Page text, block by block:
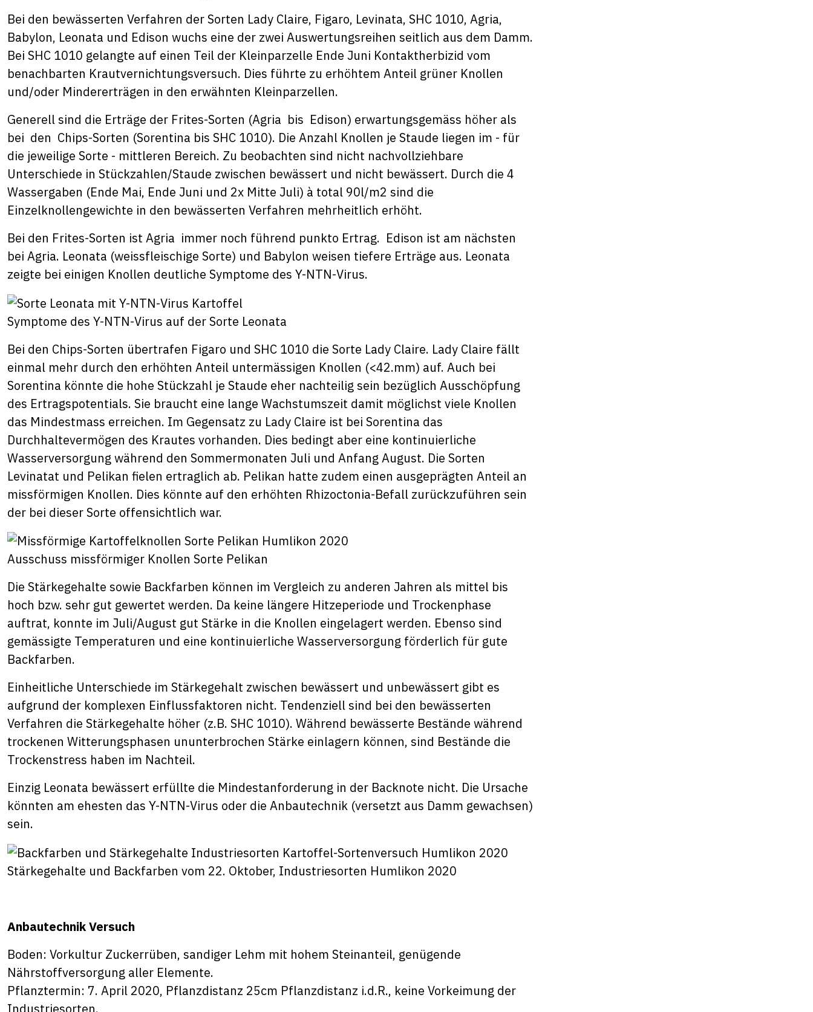
Bei den bewässerten Verfahren der Sorten Lady Claire, Figaro, Levinata, SHC 1010, Agria,
Babylon, Leonata und Edison wuchs eine der zwei Auswertungsreihen seitlich aus dem Damm.
Bei SHC 1010 gelangte auf einen Teil der Kleinparzelle Ende Juni Kontaktherbizid vom
benachbarten Krautvernichtungsversuch. Dies führte zu erhöhtem Anteil grüner Knollen
und/oder Mindererträgen in den erwähnten Kleinparzellen.
Generell sind die Erträge der Frites-Sorten (Agria bis Edison) erwartungsgemäss höher als
bei den Chips-Sorten (Sorentina bis SHC 1010). Die Anzahl Knollen je Staude liegen im - für
die jeweilige Sorte - mittleren Bereich. Zu beobachten sind nicht nachvollziehbare
Unterschiede in Stückzahlen/Staude zwischen bewässert und nicht bewässert. Durch die 4
Wassergaben (Ende Mai, Ende Juni und 2x Mitte Juli) à total 90l/m2 sind die
Einzelknollengewichte in den bewässerten Verfahren mehrheitlich erhöht.
Bei den Frites-Sorten ist Agria immer noch führend punkto Ertrag. Edison ist am nächsten
bei Agria. Leonata (weissfleischige Sorte) und Babylon weisen tiefere Erträge aus. Leonata
zeigte bei einigen Knollen deutliche Symptome des Y-NTN-Virus.
Symptome des Y-NTN-Virus auf der Sorte Leonata
Bei den Chips-Sorten übertrafen Figaro und SHC 1010 die Sorte Lady Claire. Lady Claire fällt
einmal mehr durch den erhöhten Anteil untermässigen Knollen (<42.mm) auf. Auch bei
Sorentina könnte die hohe Stückzahl je Staude eher nachteilig sein bezüglich Ausschöpfung
des Ertragspotentials. Sie braucht eine lange Wachstumszeit damit möglichst viele Knollen
das Mindestmass erreichen. Im Gegensatz zu Lady Claire ist bei Sorentina das
Durchhaltevermögen des Krautes vorhanden. Dies bedingt aber eine kontinuierliche
Wasserversorgung während den Sommermonaten Juli und Anfang August. Die Sorten
Levinatat und Pelikan fielen ertraglich ab. Pelikan hatte zudem einen ausgeprägten Anteil an
missförmigen Knollen. Dies könnte auf den erhöhten Rhizoctonia-Befall zurückzuführen sein
der bei dieser Sorte offensichtlich war.
Ausschuss missförmiger Knollen Sorte Pelikan
Die Stärkegehalte sowie Backfarben können im Vergleich zu anderen Jahren als mittel bis
hoch bzw. sehr gut gewertet werden. Da keine längere Hitzeperiode und Trockenphase
auftrat, konnte im Juli/August gut Stärke in die Knollen eingelagert werden. Ebenso sind
gemässigte Temperaturen und eine kontinuierliche Wasserversorgung förderlich für gute
Backfarben.
Einheitliche Unterschiede im Stärkegehalt zwischen bewässert und unbewässert gibt es
aufgrund der komplexen Einflussfaktoren nicht. Tendenziell sind bei den bewässerten
Verfahren die Stärkegehalte höher (z.B. SHC 1010). Während bewässerte Bestände während
trockenen Witterungsphasen ununterbrochen Stärke einlagern können, sind Bestände die
Trockenstress haben im Nachteil.
Einzig Leonata bewässert erfüllte die Mindestanforderung in der Backnote nicht. Die Ursache
könnten am ehesten das Y-NTN-Virus oder die Anbautechnik (versetzt aus Damm gewachsen)
sein.
Stärkegehalte und Backfarben vom 22. Oktober, Industriesorten Humlikon 2020
Anbautechnik Versuch
Boden: Vorkultur Zuckerrüben, sandiger Lehm mit hohem Steinanteil, genügende
Nährstoffversorgung aller Elemente.
Pflanztermin: 7. April 2020, Pflanzdistanz 25cm Pflanzdistanz i.d.R., keine Vorkeimung der